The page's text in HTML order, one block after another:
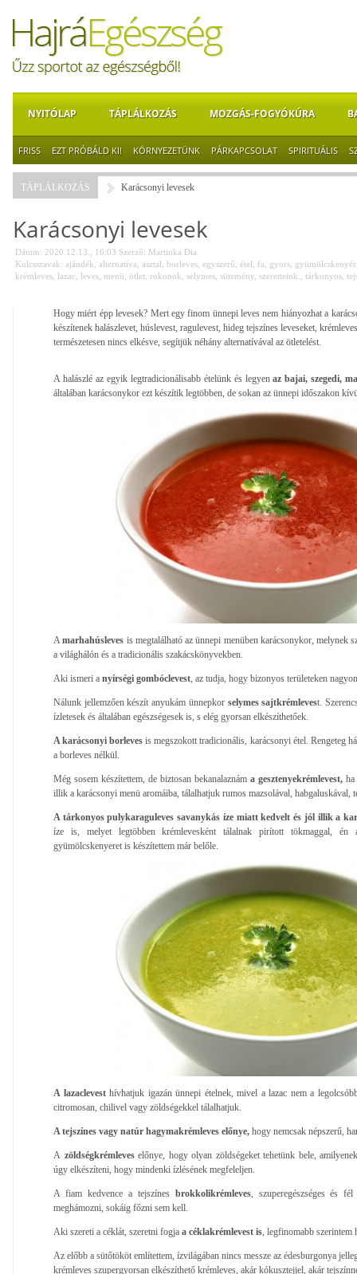
NYITÓLAP TÁPLÁLKOZÁS MOZGÁS-FOGYÓKÚRA
FRISS EZT PRÓBÁLD KI! KÖRNYEZETÜNK PÁRKAPCSOLAT SPIRITUÁLIS
TÁPLÁLKOZÁS Karácsonyi levesek
Karácsonyi levesek
Dátum: 2020.12.13., 16:03 Szerző: Martinka Dia
Kulcsszavak: ajándék alternatíva asztal borleves egyszerű étel fa gyors gyümölcskenyér
krémleves lazac leves menü ötlet rokonok selymes sütemény szeretteink. tárkonyos
Hogy miért épp levesek? Mert egy finom ünnepi leves nem hiányozhat a
készítenek halászlevet, húslevest, ragulevest, hideg tejszínes leveseket,
természetesen nincs elkésve, segítjük néhány alternatívával az ötletelést.
A halászlé az egyik legtradicionálisabb ételünk és legyenaz bajai, szegedi,
általában karácsonykor ezt készítik legtöbben, de sokan az ünnepi időszakon
Amarhahúsleves is megtalálható az ünnepi menüben karácsonykor, melynek
a világhálón és a tradicionális szakácskönyvekben.
Aki ismeri a nyírségi gombóclevest , az tudja, hogy bizonyos területeken
Nálunk jellemzően készít anyukám ünnepkor selymes sajtkrémlevest.
ízletesek és általában egészségesek is, s elég gyorsan elkészíthetőek.
A karácsonyi borleves is megszokott tradicionális, karácsonyi étel. Rengeteg
a borleves nélkül.
Még sosem készítettem, de biztosan bekanalaznám a gesztenyekrémlevest,
illik a karácsonyi menü aromáiba, tálalhatjuk rumos mazsolával, habgaluskával,
A tárkonyos pulykaraguleves savanykás íze miatt kedvelt és jól illik a
íze is, melyet legtöbben krémlevesként tálalnak pirított tökmaggal, én
gyümölcskenyeret is készítettem már belőle.
A lazaclevesthívhatjuk igazán ünnepi ételnek, mivel a lazac nem a
citromosan, chilivel vagy zöldségekkel tálalhatjuk.
A tejszínes vagy natúr hagymakrémleves előnye, hogy nemcsak népszerű,
A zöldségkrémleveselőnye, hogy olyan zöldségeket tehetünk bele,
úgy elkészíteni, hogy mindenki ízlésének megfeleljen.
A fiam kedvence a tejszínes brokkolikrémleves, szuperegészséges és
meghámozni, sokáig főzni sem kell.
Aki szereti a céklát, szeretni fogja a céklakrémlevest is , legfinomabb szerintem
Az előbb a sütőtököt említettem, ízvilágában nincs messze az édesburgonya
krémleves szupergyorsan elkészíthető krémleves, akár kókusztejjel, akár